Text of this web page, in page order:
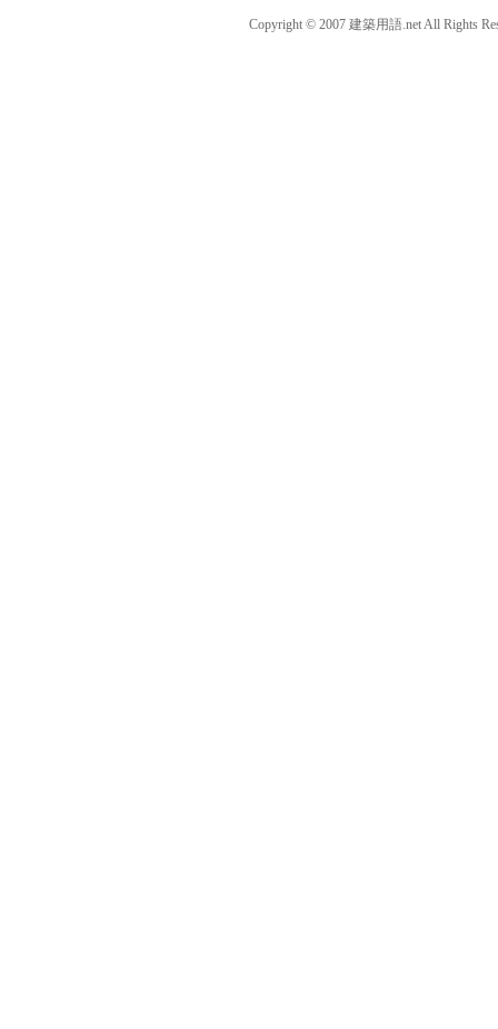
Copyright © 2007 建築用語.net All Rights